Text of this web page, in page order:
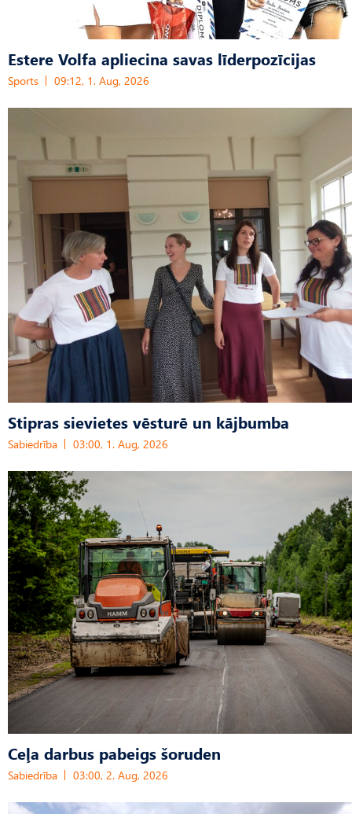
Estere Volfa apliecina savas līderpozīcijas
Sports 09:12, 1. Aug, 2026
Stipras sievietes vēsturē un kājbumba
Sabiedrība 03:00, 1. Aug, 2026
Ceļa darbus pabeigs šoruden
Sabiedrība 03:00, 2. Aug, 2026